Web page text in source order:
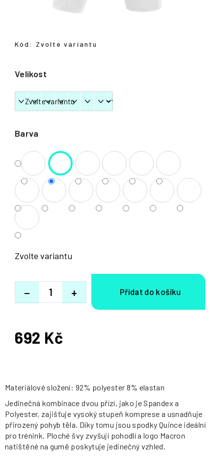
Barva
Velikost
Zvolte variantu
+
−
Kód: Zvolte variantu
692 Kč
Měrná
Materiálové složení: 92% polyester 8% elastan
Jedinečná kombinace dvou přízí, jako je Spandex a
Polyester, zajišťuje vysoký stupeň komprese a usnadňuje
přirozený pohyb těla. Díky tomu jsou spodky Quince ideální
pro trénink. Ploché švy zvyšují pohodlí a logo Macron
natištěné na gumě poskytuje jedinečný vzhled.